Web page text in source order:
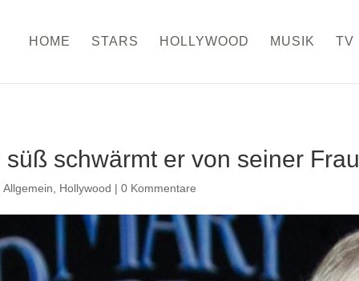
HOME STARS HOLLYWOOD MUSIK TV
schwärmt er von seiner Frau
Allgemein Hollywood |0 Kommentare